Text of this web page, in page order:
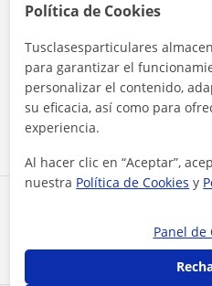
Al hacer clic, aceptas nuestro
Política de Cookies
Tusclasesparticulares
para garantizar el
personalizar el contenido,
su eficacia, así como para
experiencia.
Al hacer clic en “Aceptar”,
nuestra Política de Cookies y
Panel de